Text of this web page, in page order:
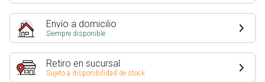
Envío a domicilio
Siempre disponible
Retiro en sucursal
Sujeto a disponibilidad de stock